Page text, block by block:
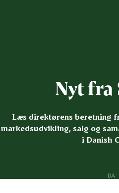
Nyt fra
Læs direktørens beretning
markedsudvikling, salg og
i Danish
DA